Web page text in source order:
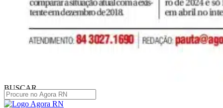
BUSCAR